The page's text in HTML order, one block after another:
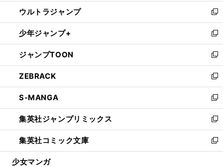
く
で
開
く
ン
ド
ウ
で
開
く
ウ
ィ
ン
ド
ウ
で
開
く
し
い
ウ
ィ
ン
ド
ウ
で
開
く
ウルトラジャンプ
新
し
い
ウ
ィ
ン
ド
ウ
で
開
く
少年ジャンプ+
新
し
い
ウ
ィ
ン
ド
ウ
で
開
く
ジャンプTOON
新
し
い
ウ
ィ
ン
ド
ウ
で
開
ZEBRACK
新
し
い
ウ
ィ
ン
ド
ウ
S-MANGA
新
し
い
ウ
ィ
ン
集英社ジャンプリミックス
新
し
い
ウ
集英社コミック文庫
新
し
少女マンガ